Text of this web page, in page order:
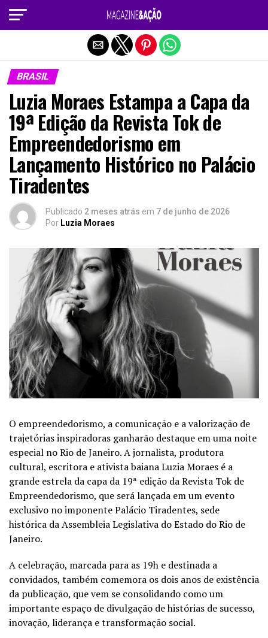
BRASIL
Luzia Moraes Estampa a Capa da
19ª Edição da Revista Tok de
Empreendedorismo em
Lançamento Histórico no Palácio
Tiradentes
Publicado 2 meses atrás em 7 de junho de 2026
Por Luzia Moraes
O empreendedorismo, a comunicação e a valorização de
trajetórias inspiradoras ganharão destaque em uma noite
especial no Rio de Janeiro. A jornalista, produtora
cultural, escritora e ativista baiana Luzia Moraes é a
grande estrela da capa da 19ª edição da Revista Tok de
Empreendedorismo, que será lançada em um evento
exclusivo no imponente Palácio Tiradentes, sede
histórica da Assembleia Legislativa do Estado do Rio de
Janeiro.
A celebração, marcada para as 19h e destinada a
convidados, também comemora os dois anos de existência
da publicação, que vem se consolidando como um
importante espaço de divulgação de histórias de sucesso,
inovação, liderança e transformação social.
Sair da versão mobile